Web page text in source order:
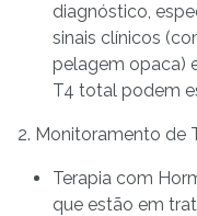
diagnóstico,
sinais clínicos
pelagem opaca)
T4 total podem
2. Monitoramento de
Terapia com
que estão em